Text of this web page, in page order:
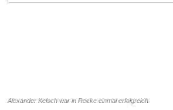
Alexander Kelsch war in Recke einmal erfolgreich.